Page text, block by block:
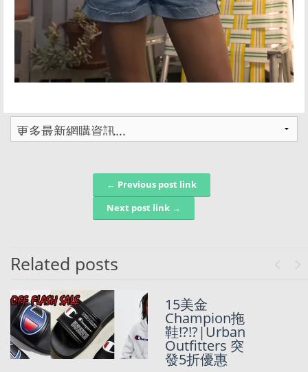
Post navigation← Previous post link
Next post link →
Related posts
Champion/Pol
arid相機 都6
折! | 潮網
Urban
Outfitters 特
15美金
Champion拖
鞋!?!?|Urban
Outfitters 突
發5折優惠